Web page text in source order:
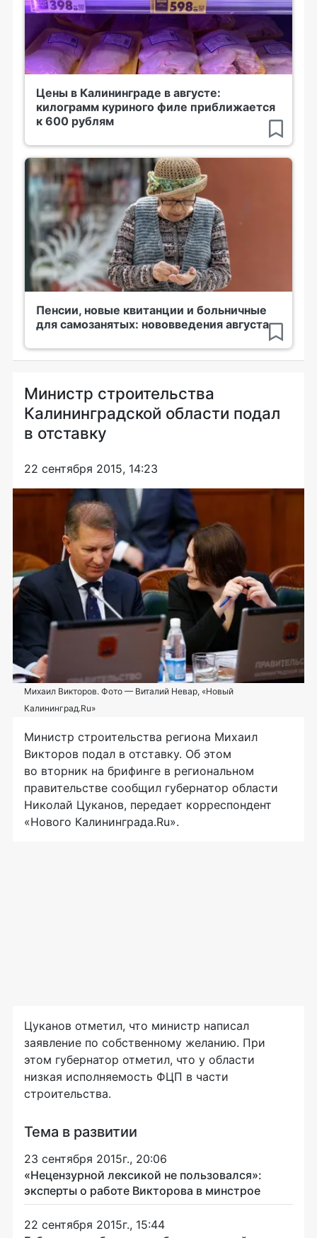
Цены в Калининграде в августе:
килограмм куриного филе приближается
к 600 рублям
Пенсии, новые квитанции и больничные
для самозанятых: нововведения августа
Министр строительства
Калининградской области подал
в отставку
22 сентября 2015, 14:23
Михаил Викторов. Фото — Виталий Невар, «Новый
Калининград.Ru»
Министр строительства региона Михаил
Викторов подал в отставку. Об этом
во вторник на брифинге в региональном
правительстве сообщил губернатор области
Николай Цуканов, передает корреспондент
«Нового Калининграда.Ru».
Цуканов отметил, что министр написал
заявление по собственному желанию. При
этом губернатор отметил, что у области
низкая исполняемость ФЦП в части
строительства.
Тема в развитии
23 сентября 2015г., 20:06
«Нецензурной лексикой не пользовался»:
эксперты о работе Викторова в минстрое
22 сентября 2015г., 15:44